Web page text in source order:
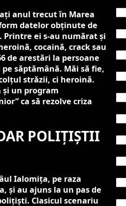
anul trecut în Marea
datelor obținute de
Printre ei s-au numărat și
cocaină, crack sau
de arestări la persoane
săptămână. Măi să fie,
străzii, ci heroină.
și un program
ca să rezolve criza
POLIȚIȘTII
Ialomița, pe raza
și au ajuns la un pas de
Clasicul scenariu